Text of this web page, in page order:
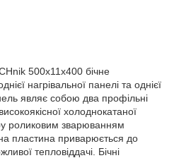
500х11х400 бічне
нагрівальної панелі та однієї
являє собою два профільні
холоднокатаної
роликовим зварюванням
пластина приварюється до
тепловіддачі. Бічні